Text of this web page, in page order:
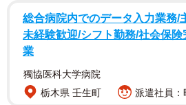
総合病院内でのデータ入力業務/
未経験歓迎/シフト勤務/社会保
業
獨協医科大学病院
栃木県 壬生町
派遣社員：